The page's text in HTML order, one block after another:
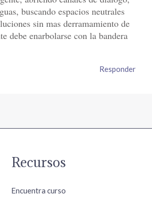
buscando espacios neutrales
sin mas derramamiento de
debe enarbolarse con la bandera
Responder
Recursos
Encuentra curso